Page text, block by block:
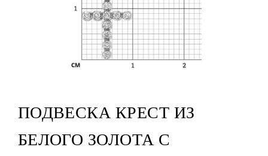
ПОДВЕСКА КРЕСТ ИЗ
БЕЛОГО ЗОЛОТА С